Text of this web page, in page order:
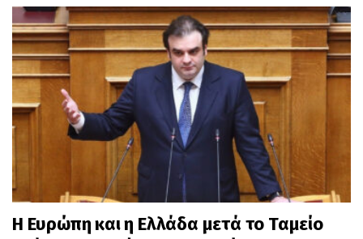
Η Ευρώπη και η Ελλάδα μετά το Ταμείο